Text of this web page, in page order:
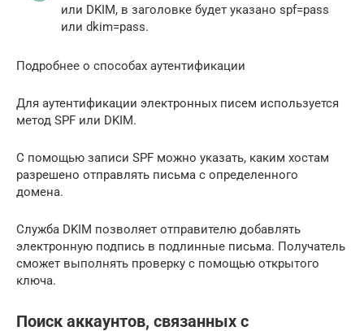
или DKIM, в заголовке будет указано spf=pass
или dkim=pass.
Подробнее о способах аутентификации
Для аутентификации электронных писем используется
метод SPF или DKIM.
С помощью записи SPF можно указать, каким хостам
разрешено отправлять письма с определенного
домена.
Служба DKIM позволяет отправителю добавлять
электронную подпись в подлинные письма. Получатель
сможет выполнять проверку с помощью открытого
ключа.
Поиск аккаунтов, связанных с